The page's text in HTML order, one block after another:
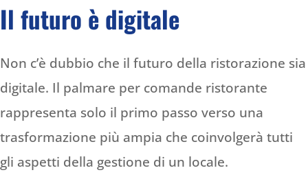
Il futuro è digitale
Non c’è dubbio che il futuro della ristorazione sia
digitale. Il palmare per comande ristorante
rappresenta solo il primo passo verso una
trasformazione più ampia che coinvolgerà tutti
gli aspetti della gestione di un locale.